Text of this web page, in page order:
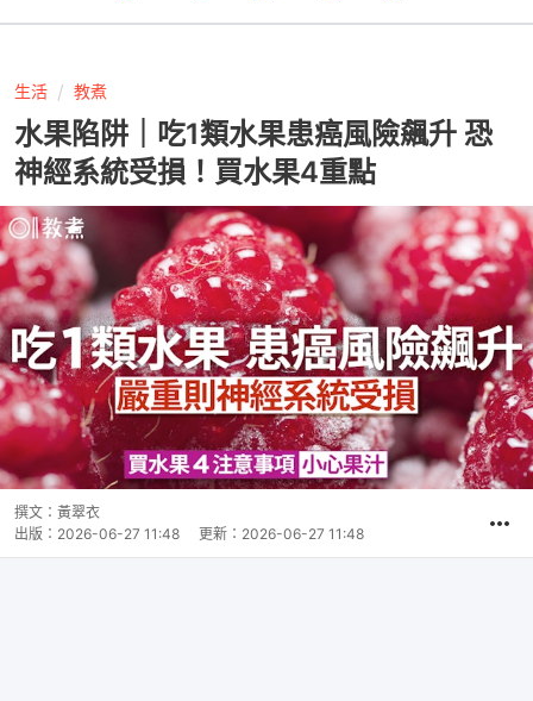
生活 教煮
水果陷阱｜吃1類水果患癌風險飆升 恐
神經系統受損！買水果4重點
撰文： 黃翠衣
出版： 2026-06-27 11:48 更新： 2026-06-27 11:48